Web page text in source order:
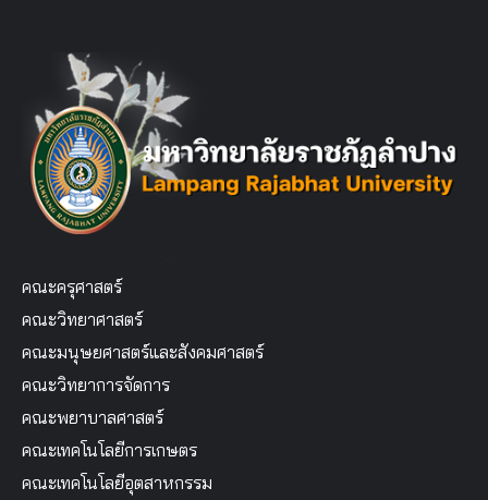
คณะครุศาสตร์
คณะวิทยาศาสตร์
คณะมนุษยศาสตร์และสังคมศาสตร์
คณะวิทยาการจัดการ
คณะพยาบาลศาสตร์
คณะเทคโนโลยีการเกษตร
คณะเทคโนโลยีอุตสาหกรรม